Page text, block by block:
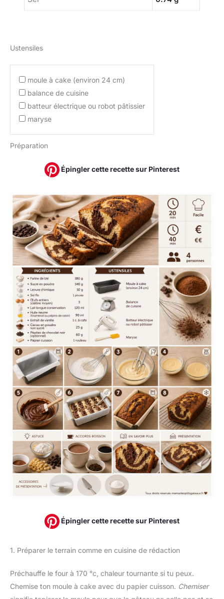
Ustensiles
moule à cake (environ 24 cm)
balance de cuisine
batteur électrique ou robot pâtissier
maryse
Préparation
Épingler cette recette sur Pinterest
Épingler cette recette sur Pinterest
1. Préparer le terrain comme en cuisine de rédaction
Préchauffe le four à 170 °c, chaleur tournante si tu peux.
Chemise ton moule à cake avec du papier cuisson. Chemiser